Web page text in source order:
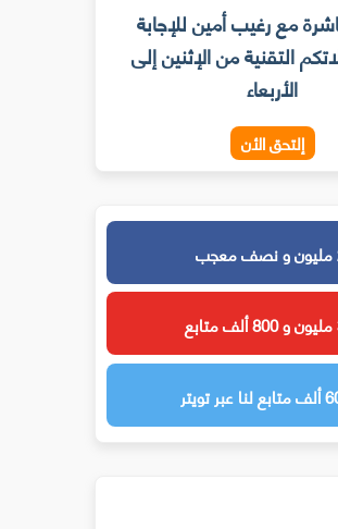
مع رغيب أمين للإجابة
التقنية من الإثنين إلى
الأربعاء
إلتحق الأن